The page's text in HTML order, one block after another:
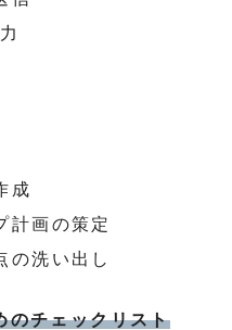
成
計画の策定
の洗い出し
のチェックリスト